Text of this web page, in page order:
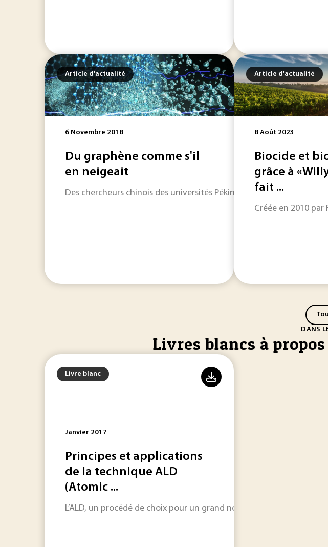
Article d'actualité
6 Novembre 2018
Du graphène comme s'il
en neigeait
Des chercheurs chinois des universités Péking et Tsinghua de
Article d'actualité
8 Août 2023
Biocide et
grâce à
fait ...
Créée en 2010 par
DANS
Livres blancs à
Livre blanc
Janvier 2017
Principes et applications
de la technique ALD
(Atomic ...
L’ALD, un procédé de choix pour un grand nombre d’applications